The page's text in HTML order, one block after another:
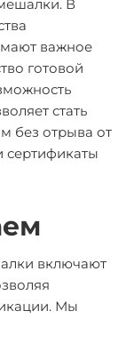
В
важное
готовой
стать
без отрыва от
сертификаты
включают
Мы